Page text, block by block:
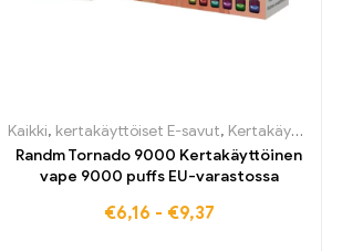
, Kertakäyttöiset sähkötupakat Tanska
,Kertakäyttöiset sähkötupakat
Kaikki, kertakäyttöiset E-savut, Kertakäyttöiset sähkötupakat Belgia
Randm Tornado 9000 Kertakäyttöinen
vape 9000 puffs EU-varastossa
€6,16 - €9,37